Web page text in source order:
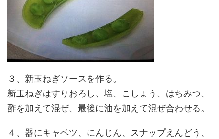
３、新玉ねぎソースを作る。
新玉ねぎはすりおろし、塩、こしょう、はちみつ、
酢を加えて混ぜ、最後に油を加えて混ぜ合わせる。
４、器にキャベツ、にんじん、スナップえんどう、